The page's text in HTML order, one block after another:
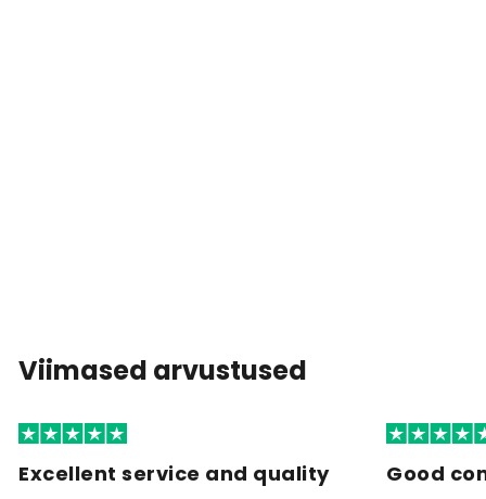
Viimased arvustused
Excellent service and quality Good